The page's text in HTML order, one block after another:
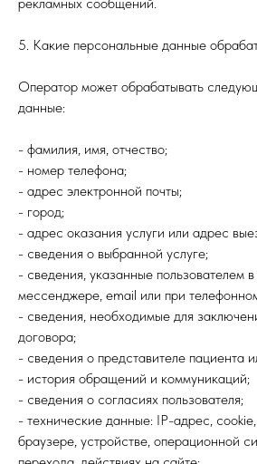
5. Какие персональные данные
Оператор может обрабатывать
данные:
- фамилия, имя, отчество;
- номер телефона;
- адрес электронной почты;
- город;
- адрес оказания услуги или адрес
- сведения о выбранной услуге;
- сведения, указанные пользователем
мессенджере, email или при
- сведения, необходимые для
договора;
- сведения о представителе пациента
- история обращений и коммуникаций;
- сведения о согласиях пользователя;
- технические данные: IP-адрес,
браузере, устройстве, операционной